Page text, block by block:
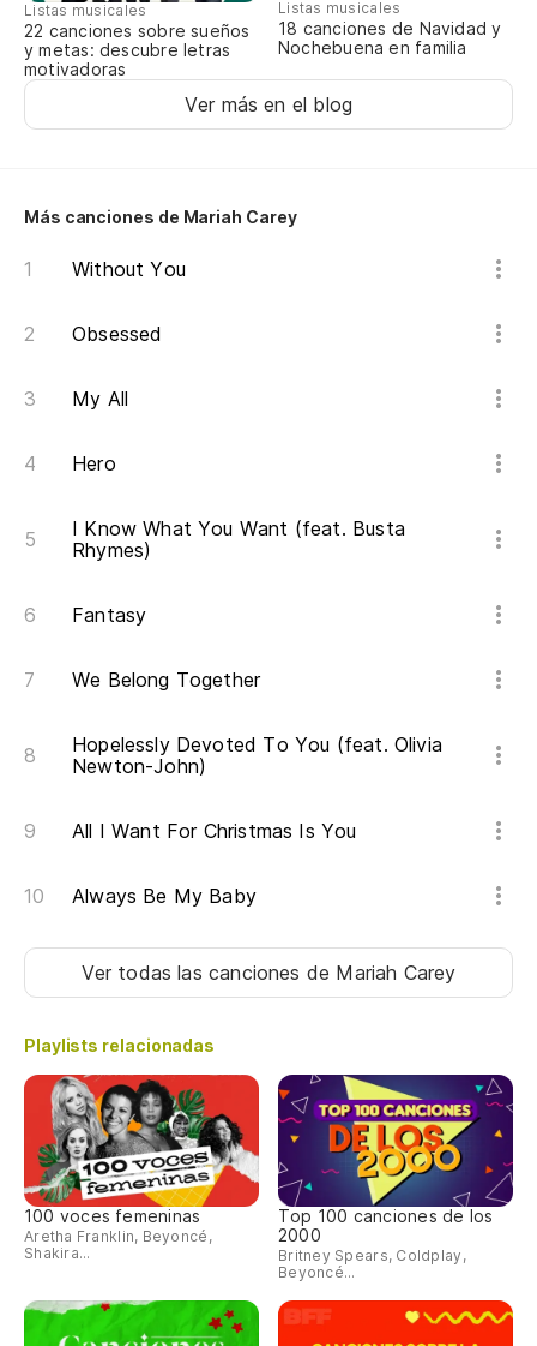
Listas musicales
22 canciones sobre sueños
y metas: descubre letras
motivadoras
Listas musicales
18 canciones de Navidad y
Nochebuena en familia
Ver más en el blog
Más canciones de Mariah Carey
Without You
Obsessed
My All
Hero
I Know What You Want (feat. Busta
Rhymes)
Fantasy
We Belong Together
Hopelessly Devoted To You (feat. Olivia
Newton-John)
All I Want For Christmas Is You
Always Be My Baby
Ver todas las canciones de Mariah Carey
Playlists relacionadas
100 voces femeninas
Aretha Franklin, Beyoncé,
Shakira...
Top 100 canciones de los
2000
Britney Spears, Coldplay,
Beyoncé...